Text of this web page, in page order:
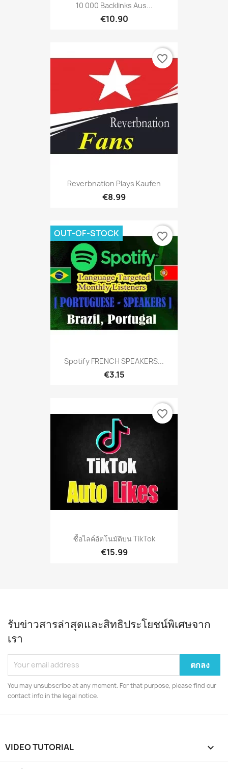
10 000 Backlinks Aus...
€10.90
Reverbnation Plays Kaufen
€8.99
favorite_border
Spotify FRENCH SPEAKERS...
€3.15
OUT-OF-STOCK favorite_border
ซื้อไลค์อัตโนมัติบน TikTok
€15.99
favorite_border
รับข่าวสารล่าสุดและสิทธิประโยชน์พิเศษจาก
เรา
You may unsubscribe at any moment. For that purpose, please find our
contact info in the legal notice.
VIDEO TUTORIAL 